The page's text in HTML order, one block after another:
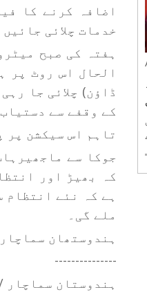
خدمات چلائی جائیں
ہفتہ کی صبح
کے وقفے سے دستیاب
تاہم اس سیکشن پر
جوکا سے
کہ بھیڑ اور
ہے کہ نئے
ملے گی۔
ہندوستھان سماچار
---------------
ہندوستان سماچار